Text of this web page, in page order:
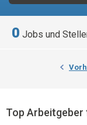
0 Jobs und
Top Arbeitgeber